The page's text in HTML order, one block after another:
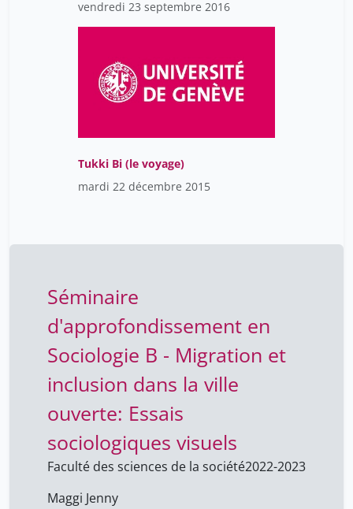
vendredi 23 septembre 2016
Tukki Bi (le voyage)
mardi 22 décembre 2015
Séminaire
d'approfondissement en
Sociologie B - Migration et
inclusion dans la ville
ouverte: Essais
sociologiques visuels
Faculté des sciences de la société2022-2023
Maggi Jenny